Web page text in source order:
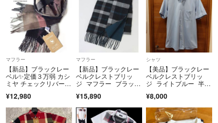
マフラー
【新品】ブラックレー
ベル✨定価３万弱 カシ
ミヤ チェックリバーシ
¥12,980
マフラー
【新品】ブラックレー
ベルクレストブリッ
ジ マフラー ブラッ
¥15,890
シャツ
【美品】ブラックレー
ベルクレストブリッ
ジ ライトブルー 半袖
¥8,000